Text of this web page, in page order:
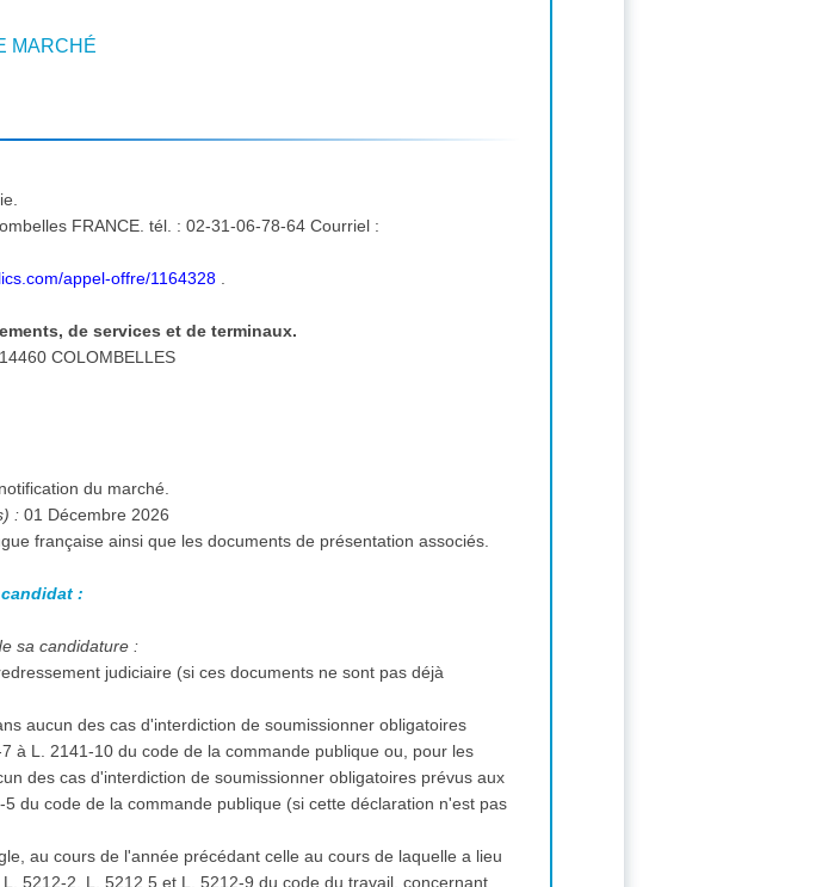
MARCHÉ
Correspondant : PAROW Mélanie, 2 Esp Anton Philips 14460 Colombelles FRANCE. tél. : 02-31-06-78-64 Courriel :
appel-offre/1164328
de services et de terminaux.
Lieu d'exécution et de livraison: 2 ESPLANADE ANTON PHILIPS 14460 COLOMBELLES
du marché.
: 01 Décembre 2026
française ainsi que les documents de présentation associés.
:
sa candidature :
judiciaire (si ces documents ne sont pas déjà
aucun des cas d'interdiction de soumissionner obligatoires
à L. 2141-10 du code de la commande publique ou, pour les
des cas d'interdiction de soumissionner obligatoires prévus aux
du code de la commande publique (si cette déclaration n'est pas
au cours de l'année précédant celle au cours de laquelle a lieu
5212-2, L. 5212 5 et L. 5212-9 du code du travail, concernant